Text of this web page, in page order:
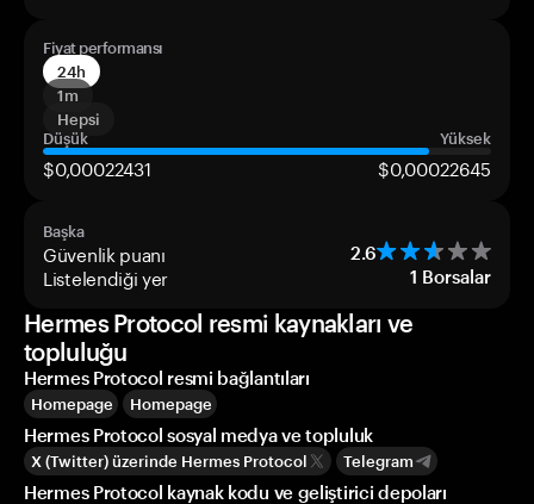
Fiyat performansı
24h
1m
Hepsi
Düşük
Yüksek
$0,00022431 $0,00022645
Başka
Güvenlik puanı 2.6
Listelendiği yer 1 Borsalar
Hermes Protocol resmi kaynakları ve
topluluğu
Hermes Protocol resmi bağlantıları
Homepage Homepage
Hermes Protocol sosyal medya ve topluluk
X (Twitter) üzerinde Hermes Protocol Telegram
Hermes Protocol kaynak kodu ve geliştirici depoları